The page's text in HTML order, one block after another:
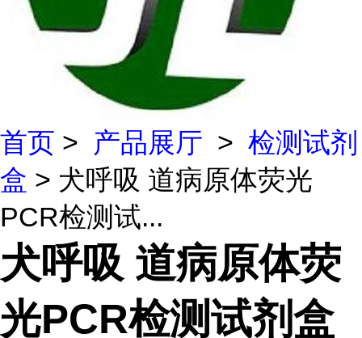
首页 > 产品展厅 > 检测试剂
盒 > 犬呼吸 道病原体荧光
PCR检测试...
犬呼吸 道病原体荧
光PCR检测试剂盒